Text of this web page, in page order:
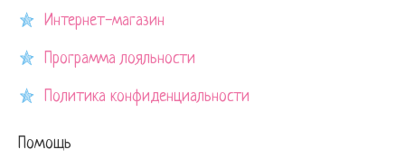
Интернет-магазин
Программа лояльности
Политика конфиденциальности
Помощь